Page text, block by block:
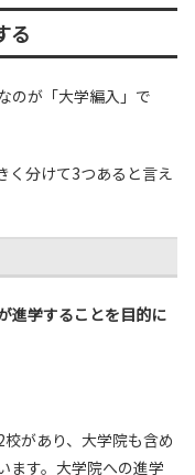
る
のが「大学編入」で
く分けて3つあると言え
進学することを目的に
があり、大学院も含め
ます。大学院への進学